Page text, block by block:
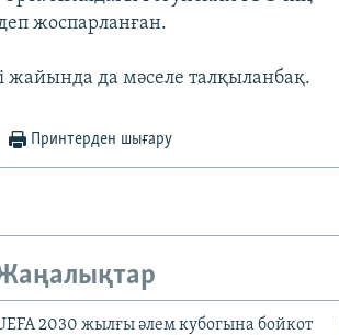
жоспарланған.
жайында да мәселе талқыланбақ.
Принтерден шығару
2030 жылғы әлем кубогына бойкот